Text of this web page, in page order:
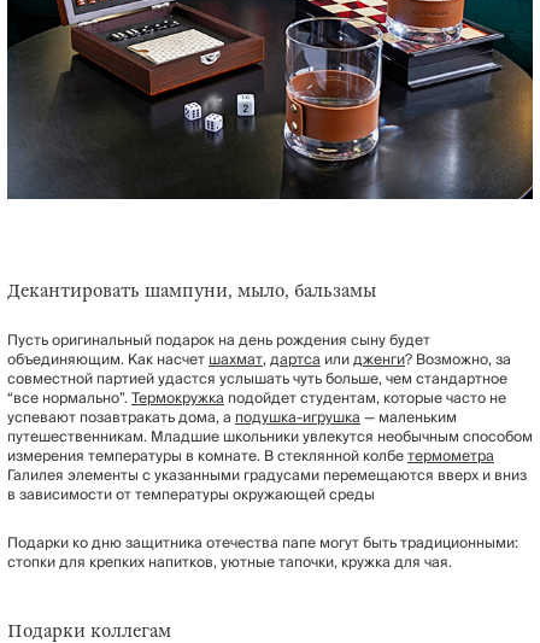
Декантировать шампуни, мыло, бальзамы
Пусть оригинальный подарок на день рождения сыну будет
объединяющим. Как насчетшахмат,дартсаилидженги? Возможно, за
совместной партией удастся услышать чуть больше, чем стандартное
“все нормально”.Термокружкаподойдет студентам, которые часто не
успевают позавтракать дома, аподушка-игрушка— маленьким
путешественникам. Младшие школьники увлекутся необычным способом
измерения температуры в комнате. В стеклянной колбетермометра
Галилея элементы с указанными градусами перемещаются вверх и вниз
в зависимости от температуры окружающей среды
Подарки ко дню защитника отечества папе могут быть традиционными:
стопки для крепких напитков, уютные тапочки, кружка для чая.
Подарки коллегам